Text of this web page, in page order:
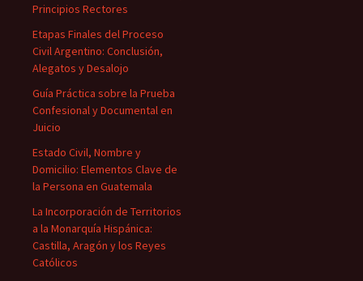
Principios Rectores
Etapas Finales del Proceso
Civil Argentino: Conclusión,
Alegatos y Desalojo
Guía Práctica sobre la Prueba
Confesional y Documental en
Juicio
Estado Civil, Nombre y
Domicilio: Elementos Clave de
la Persona en Guatemala
La Incorporación de Territorios
a la Monarquía Hispánica:
Castilla, Aragón y los Reyes
Católicos